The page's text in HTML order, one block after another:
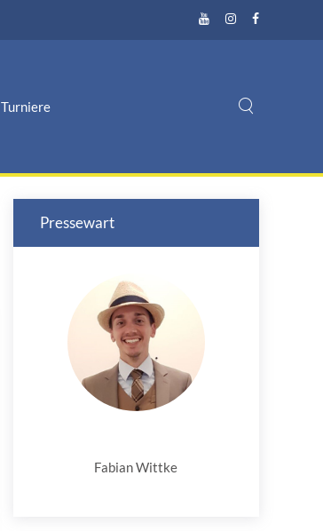
Turniere
Pressewart
Fabian Wittke